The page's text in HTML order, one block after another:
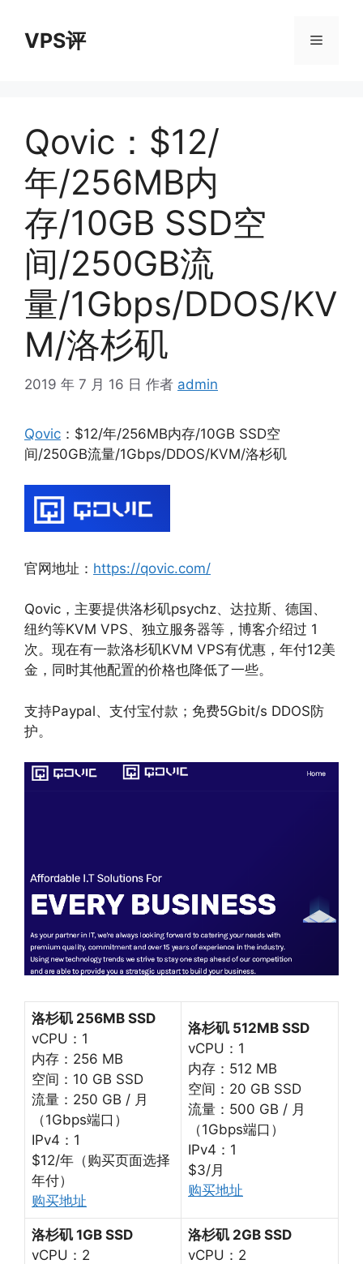
VPS评 菜
Qovic：$12/
年/256MB内
存/10GB SSD空
间/250GB流
量/1Gbps/DDOS/KV
M/洛杉矶
2019 年 7 月 16 日 作者 admin
Qovic ：$12/年/256MB内存/10GB SSD空
间/250GB流量/1Gbps/DDOS/KVM/洛杉矶
官网地址： https://qovic.com/
Qovic，主要提供洛杉矶psychz、达拉斯、德国、
纽约等KVM VPS、独立服务器等，博客介绍过 1
次。现在有一款洛杉矶KVM VPS有优惠，年付12美
金，同时其他配置的价格也降低了一些。
支持Paypal、支付宝付款；免费5Gbit/s DDOS防
护。
洛杉矶 256MB SSD
vCPU：1
内存：256 MB
空间：10 GB SSD
流量：250 GB / 月
（1Gbps端口）
IPv4：1
$12/年（购买页面选择
年付）
购买地址
洛杉矶 512MB SSD
vCPU：1
内存：512 MB
空间：20 GB SSD
流量：500 GB / 月
（1Gbps端口）
IPv4：1
$3/月
购买地址
洛杉矶 1GB SSD
vCPU：2
洛杉矶 2GB SSD
vCPU：2